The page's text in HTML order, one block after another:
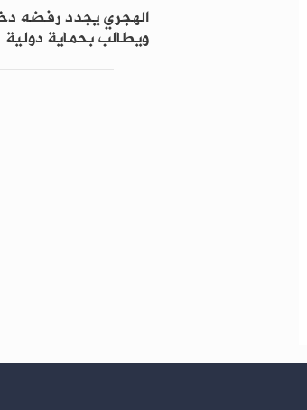
الهجري يجدد رفضه
ويطالب بحماية دولية